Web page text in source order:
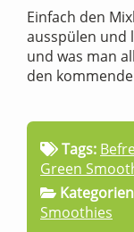
Einfach den
ausspülen und
und was man
den
Tags:
Green
Smoothies